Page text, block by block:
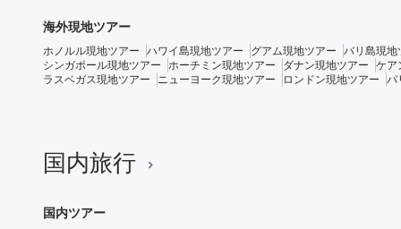
海外現地ツアー
ホノルル現地ツアー ハワイ島現地ツアー グアム現地ツアー
バリ島現地
シンガポール現地ツアー
ホーチミン現地ツアー ダナン現地ツアー
ケア
ラスベガス現地ツアー
ニューヨーク現地ツアー ロンドン現地ツアー パ
国内旅行
国内ツアー